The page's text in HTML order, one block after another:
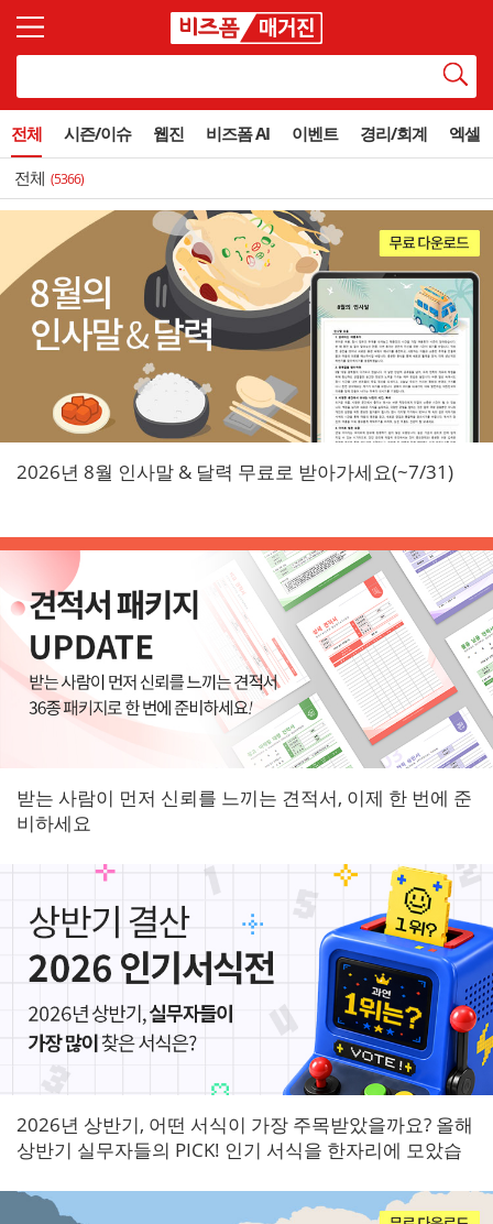
전체 시즌/이슈 웹진 비즈폼 AI 이벤트 경리/회계 엑셀
전체 (5366)
2026년 8월 인사말 & 달력 무료로 받아가세요(~7/31)
받는 사람이 먼저 신뢰를 느끼는 견적서, 이제 한 번에 준
비하세요
2026년 상반기, 어떤 서식이 가장 주목받았을까요? 올해
상반기 실무자들의 PICK! 인기 서식을 한자리에 모았습